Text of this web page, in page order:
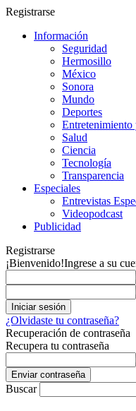
Registrarse
Información
Seguridad
Hermosillo
México
Sonora
Mundo
Deportes
Entretenimiento
Salud
Ciencia
Tecnología
Transparencia
Especiales
Entrevistas
Videopodcast
Publicidad
Registrarse
¡Bienvenido!Ingrese a su
¿Olvidaste tu contraseña?
Recuperación de contraseña
Recupera tu contraseña
Buscar